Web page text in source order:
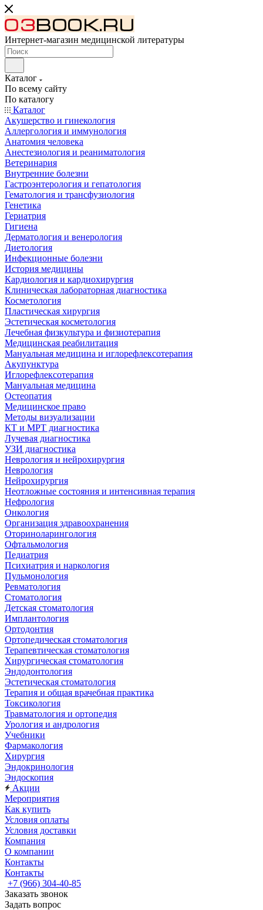
Интернет-магазин медицинской литературы
Каталог
По всему сайту
По каталогу
Каталог
Акушерство и гинекология
Аллергология и иммунология
Анатомия человека
Анестезиология и реаниматология
Ветеринария
Внутренние болезни
Гастроэнтерология и гепатология
Гематология и трансфузиология
Генетика
Гериатрия
Гигиена
Дерматология и венерология
Диетология
Инфекционные болезни
История медицины
Кардиология и кардиохирургия
Клиническая лабораторная диагностика
Косметология
Пластическая хирургия
Эстетическая косметология
Лечебная физкультура и физиотерапия
Медицинская реабилитация
Мануальная медицина и иглорефлексотерапия
Акупунктура
Иглорефлексотерапия
Мануальная медицина
Остеопатия
Медицинское право
Методы визуализации
КТ и МРТ диагностика
Лучевая диагностика
УЗИ диагностика
Неврология и нейрохирургия
Неврология
Нейрохирургия
Неотложные состояния и интенсивная терапия
Нефрология
Онкология
Организация здравоохранения
Оториноларингология
Офтальмология
Педиатрия
Психиатрия и наркология
Пульмонология
Ревматология
Стоматология
Детская стоматология
Имплантология
Ортодонтия
Ортопедическая стоматология
Терапевтическая стоматология
Хирургическая стоматология
Эндодонтология
Эстетическая стоматология
Терапия и общая врачебная практика
Токсикология
Травматология и ортопедия
Урология и андрология
Учебники
Фармакология
Хирургия
Эндокринология
Эндоскопия
Акции
Мероприятия
Как купить
Условия оплаты
Условия доставки
Компания
О компании
Контакты
Контакты
+7 (966) 304-40-85
Заказать звонок
Задать вопрос